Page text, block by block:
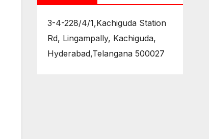
3-4-228/4/1,Kachiguda Station
Rd, Lingampally, Kachiguda,
Hyderabad,Telangana 500027